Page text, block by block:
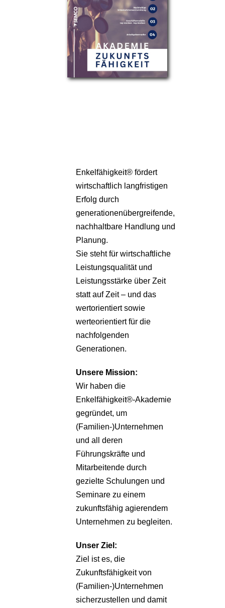
Partner
Über uns
Enkelfähigkeit® fördert
wirtschaftlich langfristigen
Erfolg durch
generationenübergreifende,
nachhaltbare Handlung und
Planung.
Sie steht für wirtschaftliche
Leistungsqualität und
Leistungsstärke über Zeit
statt auf Zeit – und das
wertorientiert sowie
werteorientiert für die
nachfolgenden
Generationen.
Unsere Mission:
Wir haben die
Enkelfähigkeit®-Akademie
gegründet, um
(Familien-)Unternehmen
und all deren
Führungskräfte und
Mitarbeitende durch
gezielte Schulungen und
Seminare zu einem
zukunftsfähig agierendem
Unternehmen zu begleiten.
Unser Ziel:
Ziel ist es, die
Zukunftsfähigkeit von
(Familien-)Unternehmen
sicherzustellen und damit